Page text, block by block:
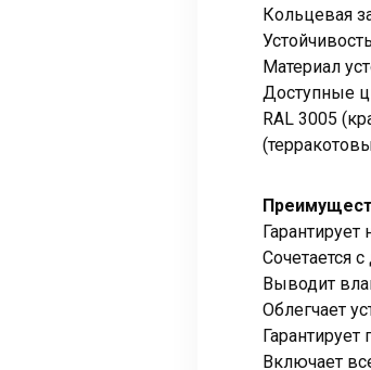
Кольцевая
Материал
Доступные
RAL 3005
Сочетается
Выводит
Облегчает
Включает